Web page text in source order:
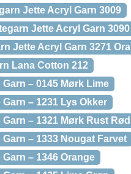
Jette Acryl Garn 3009
Jette Acryl Garn 3090
Jette Acryl Garn 3271
Lana Cotton 212
– 0145 Mørk Lime
– 1231 Lys Okker
– 1321 Mørk Rust Rød
– 1333 Nougat Farvet
– 1346 Orange